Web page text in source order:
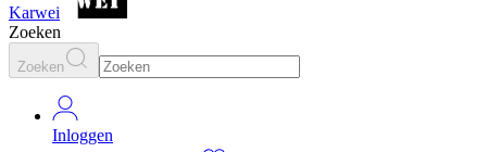
Karwei
Zoeken
Zoeken
Inloggen